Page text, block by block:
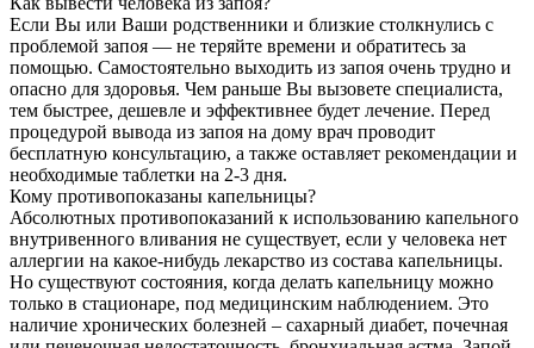
Если Вы или Ваши родственники и близкие столкнулись с
проблемой запоя — не теряйте времени и обратитесь за
помощью. Самостоятельно выходить из запоя очень трудно и
опасно для здоровья. Чем раньше Вы вызовете специалиста,
тем быстрее, дешевле и эффективнее будет лечение. Перед
процедурой вывода из запоя на дому врач проводит
бесплатную консультацию, а также оставляет рекомендации и
необходимые таблетки на 2-3 дня.
Кому противопоказаны капельницы?
Абсолютных противопоказаний к использованию капельного
внутривенного вливания не существует, если у человека нет
аллергии на какое-нибудь лекарство из состава капельницы.
Но существуют состояния, когда делать капельницу можно
только в стационаре, под медицинским наблюдением. Это
наличие хронических болезней – сахарный диабет, почечная